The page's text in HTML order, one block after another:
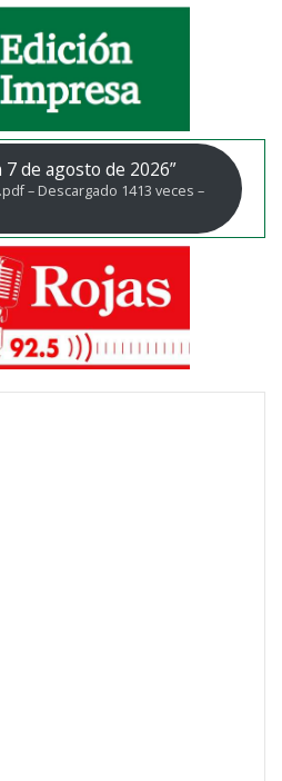
de agosto de 2026”
– Descargado 1413 veces –